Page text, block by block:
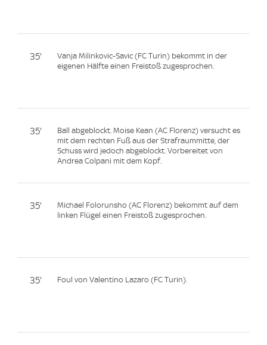
35'
Vanja Milinkovic-Savic (FC Turin) bekommt in der
eigenen Hälfte einen Freistoß zugesprochen.
35'
Ball abgeblockt. Moise Kean (AC Florenz) versucht es
mit dem rechten Fuß aus der Strafraummitte, der
Schuss wird jedoch abgeblockt. Vorbereitet von
Andrea Colpani mit dem Kopf.
35'
Michael Folorunsho (AC Florenz) bekommt auf dem
linken Flügel einen Freistoß zugesprochen.
35' Foul von Valentino Lazaro (FC Turin).